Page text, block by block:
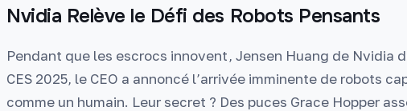
Nvidia Relève le Défi des Robots Pensants
Pendant que les escrocs innovent, Jensen Huang de Nvidia
CES 2025, le CEO a annoncé l’arrivée imminente de robots
comme un humain. Leur secret ? Des puces Grace Hopper